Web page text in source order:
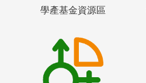
學產基金資源區